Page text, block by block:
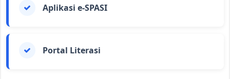
Aplikasi e-SPASI
Portal Literasi